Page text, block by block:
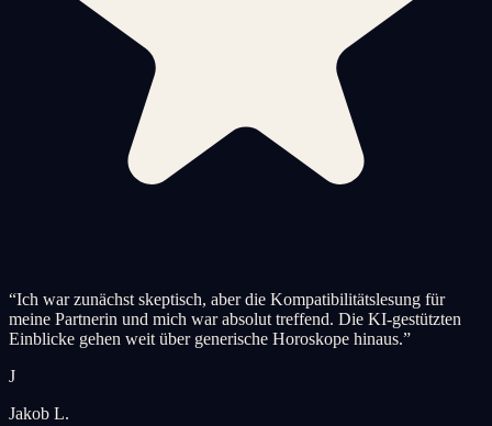
“Ich war zunächst skeptisch, aber die Kompatibilitätslesung für
meine Partnerin und mich war absolut treffend. Die KI-gestützten
Einblicke gehen weit über generische Horoskope hinaus.”
J
Jakob L.